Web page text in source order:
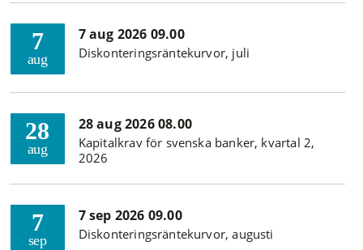
7
aug
7 aug 2026 09.00
Diskonteringsräntekurvor, juli
28
aug
28 aug 2026 08.00
Kapitalkrav för svenska banker, kvartal 2,
2026
7
sep
7 sep 2026 09.00
Diskonteringsräntekurvor, augusti